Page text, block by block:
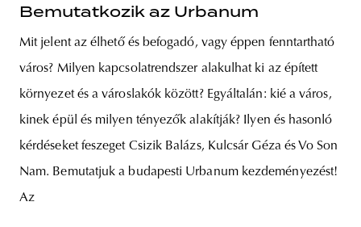
Bemutatkozik az Urbanum
Mit jelent az élhető és befogadó, vagy éppen fenntartható
város? Milyen kapcsolatrendszer alakulhat ki az épített
környezet és a városlakók között? Egyáltalán: kié a város,
kinek épül és milyen tényezők alakítják? Ilyen és hasonló
kérdéseket feszeget Csizik Balázs, Kulcsár Géza és Vo Son
Nam. Bemutatjuk a budapesti Urbanum kezdeményezést!
Az